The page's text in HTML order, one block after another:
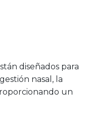
diseñados para
nasal, la
un